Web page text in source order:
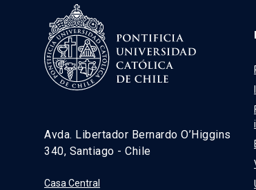
Avda. Libertador Bernardo O’Higgins
340, Santiago - Chile
Casa Central